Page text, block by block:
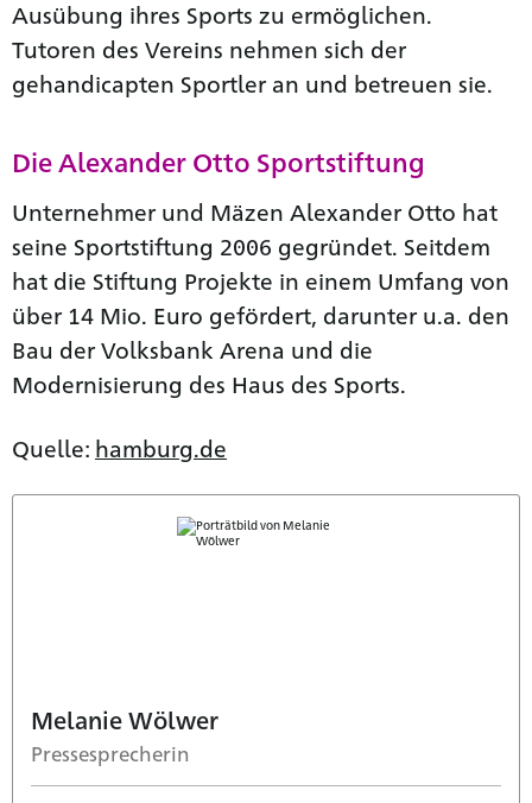
Ausübung ihres Sports zu ermöglichen.
Tutoren des Vereins nehmen sich der
gehandicapten Sportler an und betreuen sie.
Die Alexander Otto Sportstiftung
Unternehmer und Mäzen Alexander Otto hat
seine Sportstiftung 2006 gegründet. Seitdem
hat die Stiftung Projekte in einem Umfang von
über 14 Mio. Euro gefördert, darunter u.a. den
Bau der Volksbank Arena und die
Modernisierung des Haus des Sports.
Quelle: hamburg.de
Melanie Wölwer
Pressesprecherin